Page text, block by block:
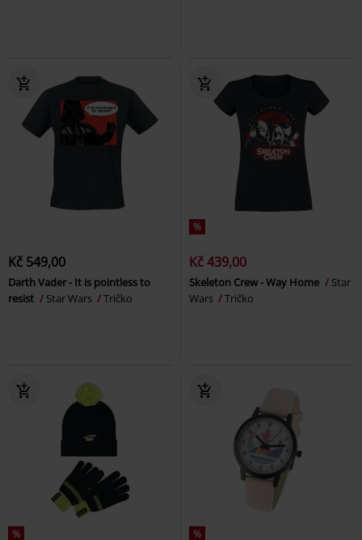
Kč 549,00
Darth Vader - It is pointless to
resist
Star Wars Tričko
%
Kč 439,00
Skeleton Crew - Way Home
Star
Wars
Tričko
% %